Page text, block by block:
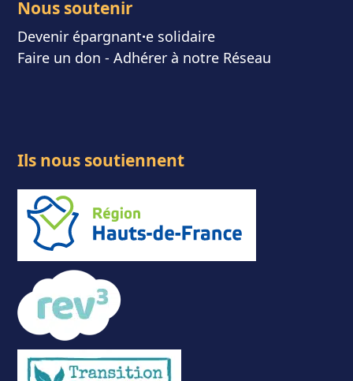
Nous soutenir
Devenir épargnant⸱e solidaire
Faire un don - Adhérer à notre Réseau
Ils nous soutiennent